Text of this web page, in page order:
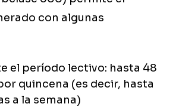
con algunas
el período lectivo: hasta 48
quincena (es decir, hasta
a la semana)